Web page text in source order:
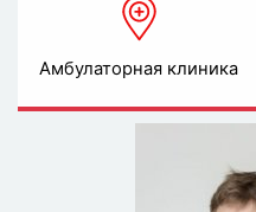
Амбулаторная клиника